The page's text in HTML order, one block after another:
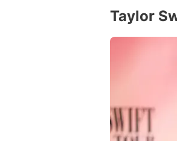
Taylor